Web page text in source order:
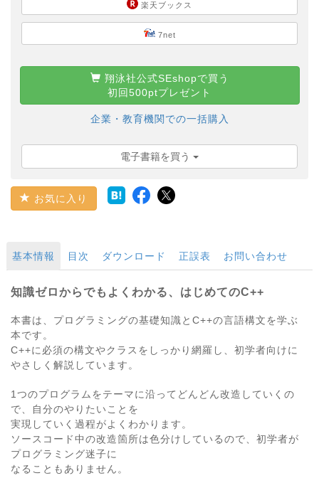
楽天ブックス
7net
翔泳社公式SEshopで買う
初回500ptプレゼント
企業・教育機関での一括購入
電子書籍を買う
お気に入り
基本情報 目次 ダウンロード 正誤表 お問い合わせ
知識ゼロからでもよくわかる、はじめてのC++
本書は、プログラミングの基礎知識とC++の言語構文を学ぶ
本です。
C++に必須の構文やクラスをしっかり網羅し、初学者向けに
やさしく解説しています。
1つのプログラムをテーマに沿ってどんどん改造していくの
で、自分のやりたいことを
実現していく過程がよくわかります。
ソースコード中の改造箇所は色分けしているので、初学者が
プログラミング迷子に
なることもありません。